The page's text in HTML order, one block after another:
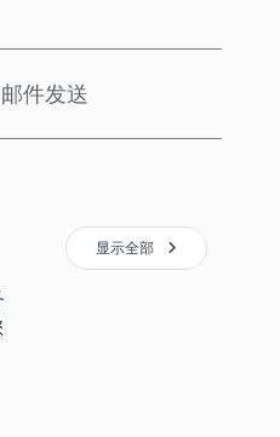
邮件发送
显示全部